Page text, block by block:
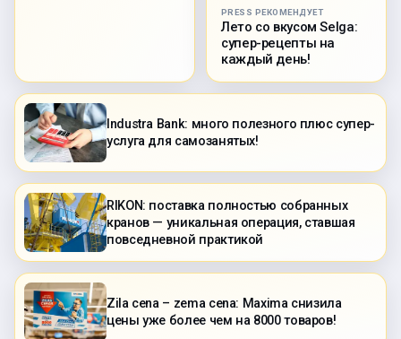
PRESS РЕКОМЕНДУЕТ
Лето со вкусом Selga:
супер-рецепты на
каждый день!
Industra Bank: много полезного плюс супер-
услуга для самозанятых!
RIKON: поставка полностью собранных
кранов — уникальная операция, ставшая
повседневной практикой
Zila cena – zema cena: Maxima снизила
цены уже более чем на 8000 товаров!